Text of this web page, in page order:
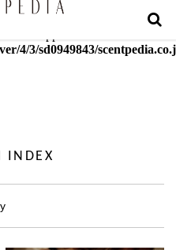
size 18 not supported by this
4/3/sd0949843/
INDEX